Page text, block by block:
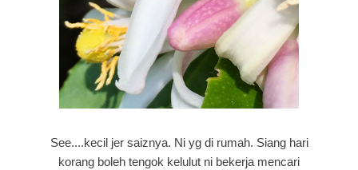
See....kecil jer saiznya. Ni yg di rumah. Siang hari
korang boleh tengok kelulut ni bekerja mencari